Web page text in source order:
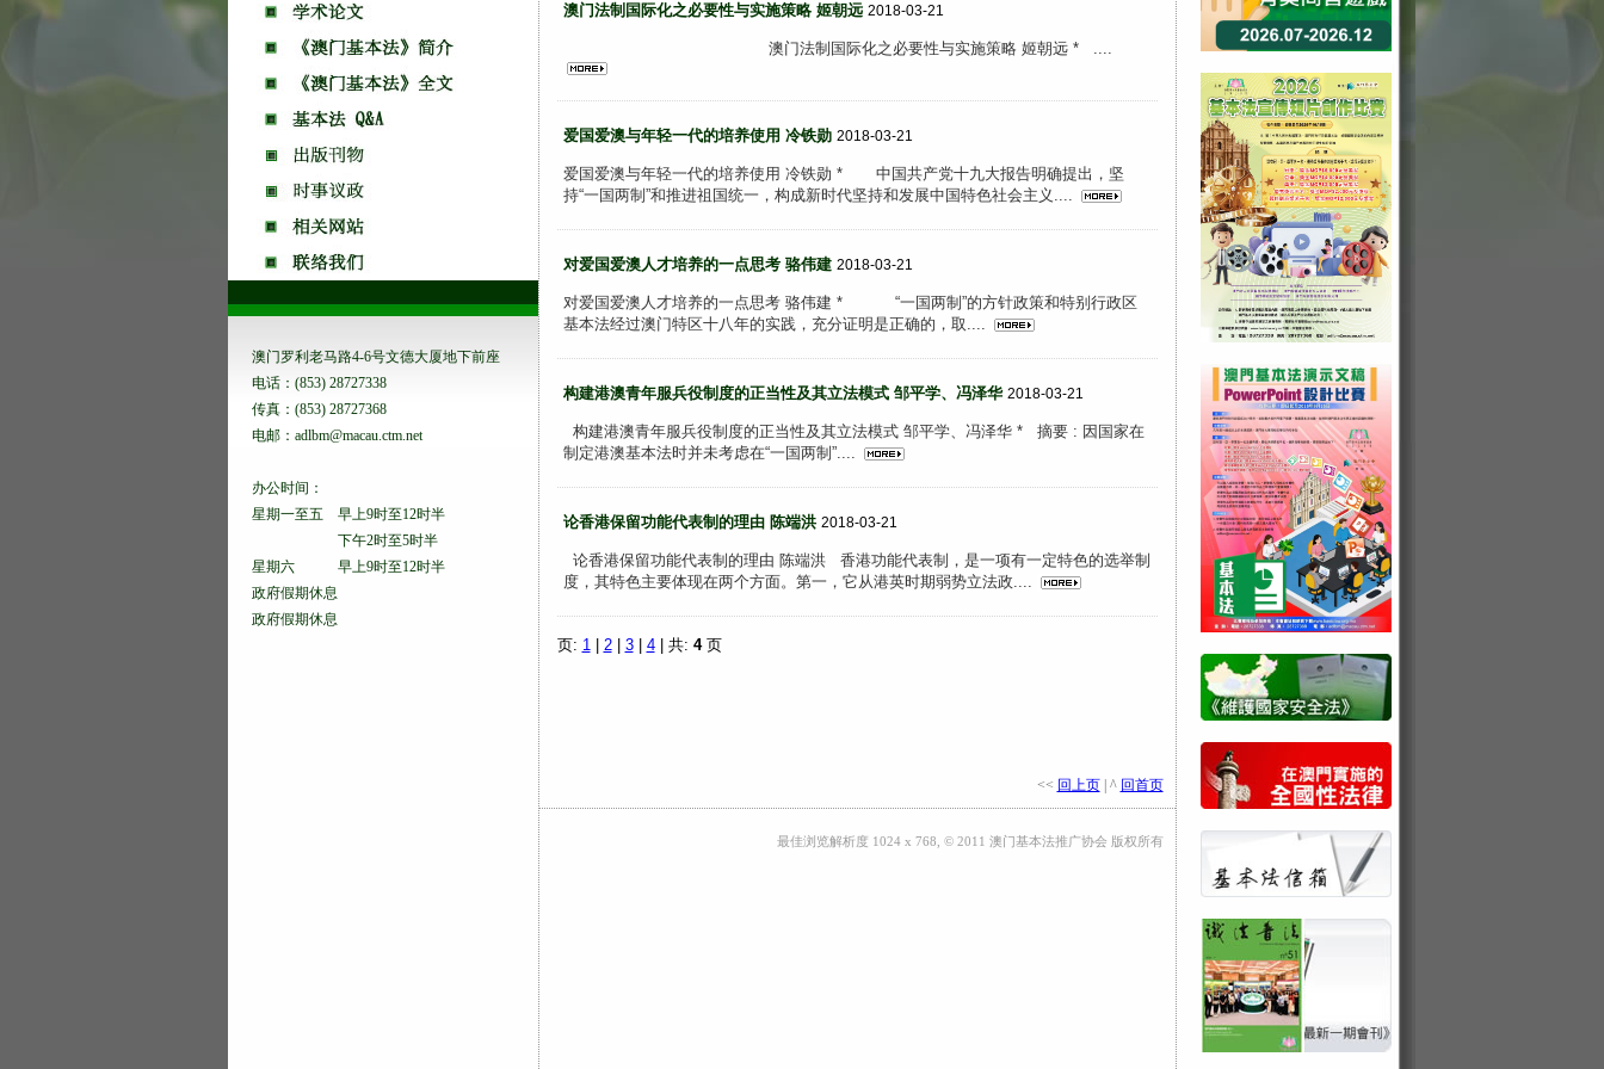
澳门罗利老马路4-6号文德大厦地下前座
电话：(853) 28727338
传真：(853) 28727368
电邮：adlbm@macau.ctm.net
办公时间：
星期一至五 早上9时至12时半
下午2时至5时半
星期六 早上9时至12时半
政府假期休息
政府假期休息
澳门法制国际化之必要性与实施策略 姬朝远 2018-03-21
澳门法制国际化之必要性与实施策略 姬朝远 * ....
爱国爱澳与年轻一代的培养使用 冷铁勋 2018-03-21
爱国爱澳与年轻一代的培养使用 冷铁勋 * 中国共产党十九大报告明确提出，坚
持“一国两制”和推进祖国统一，构成新时代坚持和发展中国特色社会主义....
对爱国爱澳人才培养的一点思考 骆伟建 2018-03-21
对爱国爱澳人才培养的一点思考 骆伟建 * “一国两制”的方针政策和特别行政区
基本法经过澳门特区十八年的实践，充分证明是正确的，取....
构建港澳青年服兵役制度的正当性及其立法模式 邹平学、冯泽华 2018-03-21
构建港澳青年服兵役制度的正当性及其立法模式 邹平学、冯泽华 * 摘要 : 因国家在
制定港澳基本法时并未考虑在“一国两制”....
论香港保留功能代表制的理由 陈端洪 2018-03-21
论香港保留功能代表制的理由 陈端洪 香港功能代表制，是一项有一定特色的选举制
度，其特色主要体现在两个方面。第一，它从港英时期弱势立法政....
页: 1| 2| 3| 4| 共: 4页
<< 回上页| ^ 回首页
最佳浏览解析度 1024 x 768, © 2011 澳门基本法推广协会 版权所有